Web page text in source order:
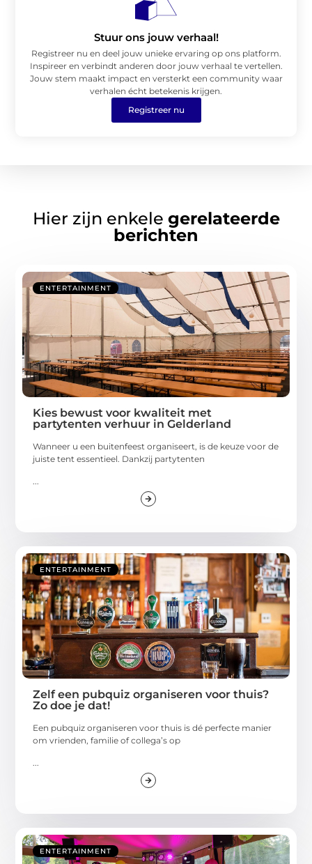
Stuur ons jouw verhaal!
Registreer nu en deel jouw unieke ervaring op ons platform.
Inspireer en verbindt anderen door jouw verhaal te vertellen.
Jouw stem maakt impact en versterkt een community waar
verhalen écht betekenis krijgen.
Registreer nu
Hier zijn enkele gerelateerde
berichten
ENTERTAINMENT
Kies bewust voor kwaliteit met
partytenten verhuur in Gelderland
Wanneer u een buitenfeest organiseert, is de keuze voor de
juiste tent essentieel. Dankzij partytenten
...
ENTERTAINMENT
Zelf een pubquiz organiseren voor thuis?
Zo doe je dat!
Een pubquiz organiseren voor thuis is dé perfecte manier
om vrienden, familie of collega’s op
...
ENTERTAINMENT